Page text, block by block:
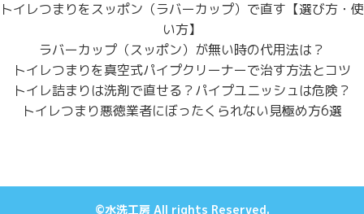
トイレつまりをスッポン（ラバーカップ）で直す【選び方・使
い方】
ラバーカップ（スッポン）が無い時の代用法は？
トイレつまりを真空式パイプクリーナーで治す方法とコツ
トイレ詰まりは洗剤で直せる？パイプユニッシュは危険？
トイレつまり悪徳業者にぼったくられない見極め方6選
©水洗工房 All rights Reserved.